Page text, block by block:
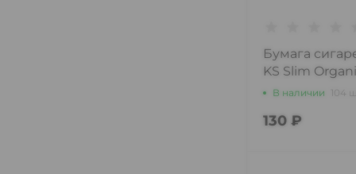
Бумага
KS Slim
В наличии 104 шт
130 ₽